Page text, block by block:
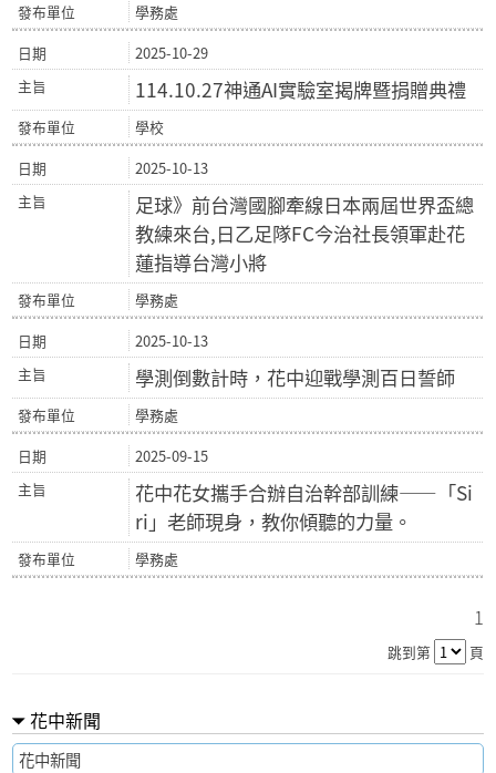
學務處
2025-10-29
114.10.27神通AI實驗室揭牌暨捐贈典禮
學校
2025-10-13
足球》前台灣國腳牽線日本兩屆世界盃總
教練來台,日乙足隊FC今治社長領軍赴花
蓮指導台灣小將
學務處
2025-10-13
學測倒數計時，花中迎戰學測百日誓師
學務處
2025-09-15
花中花女攜手合辦自治幹部訓練——「Si
ri」老師現身，教你傾聽的力量。
學務處
1
跳到第 頁
花中新聞
花中新聞